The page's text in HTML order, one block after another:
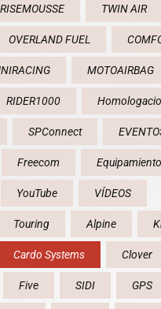
RISEMOUSSE TWIN AIR
OVERLAND FUEL
MOTOAIRBAG
RIDER1000
SPConnect
Freecom Equipamiento
YouTube VÍDEOS
Touring Alpine
Cardo Systems Clover
Five SIDI GPS